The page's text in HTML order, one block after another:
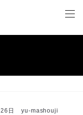
日 yu-mashouji